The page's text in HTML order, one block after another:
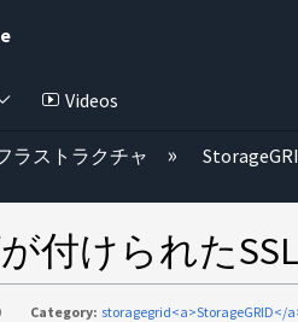
Videos
りたたむ
ラストラクチャ
付けられた
Category: